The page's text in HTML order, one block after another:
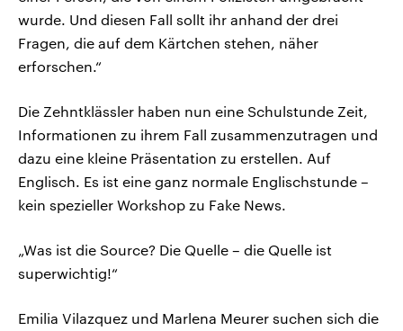
wurde. Und diesen Fall sollt ihr anhand der drei
Fragen, die auf dem Kärtchen stehen, näher
erforschen.“
Die Zehntklässler haben nun eine Schulstunde Zeit,
Informationen zu ihrem Fall zusammenzutragen und
dazu eine kleine Präsentation zu erstellen. Auf
Englisch. Es ist eine ganz normale Englischstunde –
kein spezieller Workshop zu Fake News.
„Was ist die Source? Die Quelle – die Quelle ist
superwichtig!“
Emilia Vilazquez und Marlena Meurer suchen sich die